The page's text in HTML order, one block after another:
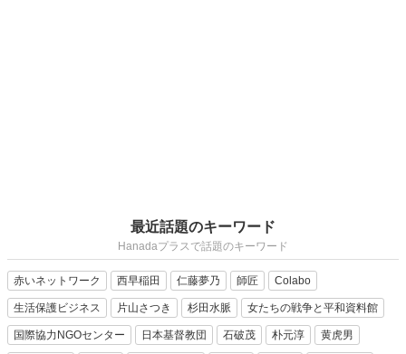
最近話題のキーワード
Hanadaプラスで話題のキーワード
赤いネットワーク 西早稲田 仁藤夢乃 師匠 Colabo
生活保護ビジネス 片山さつき 杉田水脈 女たちの戦争と平和資料館
国際協力NGOセンター 日本基督教団 石破茂 朴元淳 黄虎男